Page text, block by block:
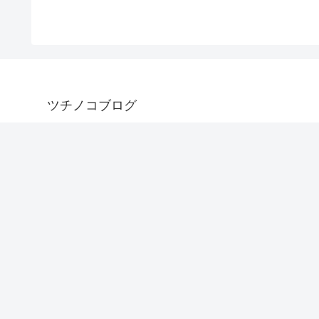
ツチノコブログ